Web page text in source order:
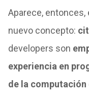
Aparece, entonces,
nuevo concepto:
developers son
experiencia en
de la computación